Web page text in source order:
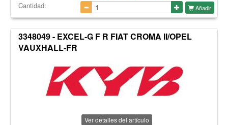
Cantidad: Añadir
3348049 - EXCEL-G F R FIAT CROMA II/OPEL
VAUXHALL-FR
Ver detalles del artículo